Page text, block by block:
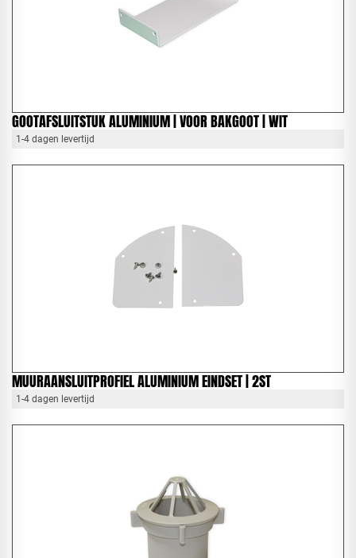
GOOTAFSLUITSTUK ALUMINIUM | VOOR BAKGOOT | WIT
1-4 dagen levertijd
MUURAANSLUITPROFIEL ALUMINIUM EINDSET | 2ST
1-4 dagen levertijd